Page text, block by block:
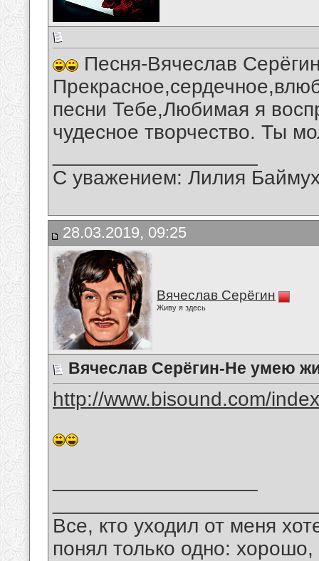
Песня-Вячеслав
песни Тебе,Любимая я
чудесное творчество. Ты
С уважением: Лилия
28.03.2019, 09:25
Вячеслав Серёгин
Живу я здесь
Вячеслав Серёгин-Не умею
http://www.bisound.com/
Все, кто уходил от меня
понял только одно: